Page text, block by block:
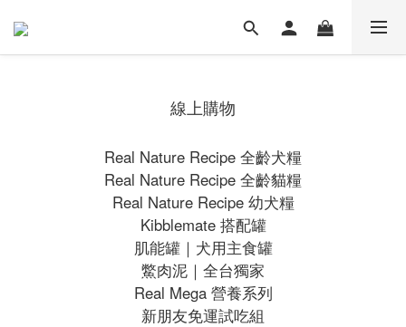
線上購物
Real Nature Recipe 全齡犬糧
Real Nature Recipe 全齡貓糧
Real Nature Recipe 幼犬糧
Kibblemate 搭配罐
肌能罐｜犬用主食罐
鱉肉泥｜全台獨家
Real Mega 營養系列
新朋友免運試吃組